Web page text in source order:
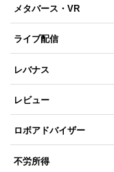
メタバース・VR
ライブ配信
レバナス
レビュー
ロボアドバイザー
不労所得